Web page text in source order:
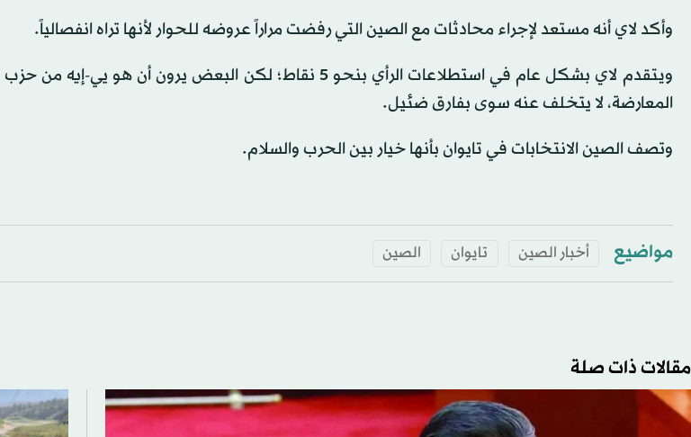
وأكد لاي أنه مستعد لإجراء محادثات مع الصين التي رفضت مراراً عروضه للحوار لأنها تراه انفصالياً.
ويتقدم لاي بشكل عام في استطلاعات الرأي بنحو 5 نقاط؛ لكن البعض يرون أن
المعارضة، لا يتخلف عنه سوى بفارق ضئيل.
وتصف الصين الانتخابات في تايوان بأنها خيار بين الحرب والسلام.
مواضيع أخبار الصين تايوان الصين
مقالات ذات صلة